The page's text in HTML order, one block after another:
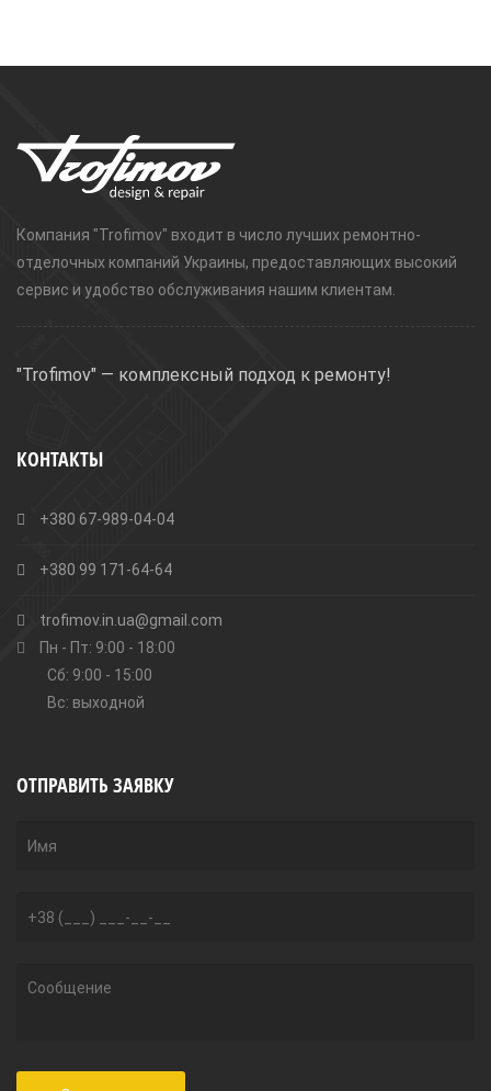
Компания "Trofimov" входит в число лучших ремонтно-
отделочных компаний Украины, предоставляющих высокий
сервис и удобство обслуживания нашим клиентам.
"Trofimov" — комплексный подход к ремонту!
КОНТАКТЫ
+380 67-989-04-04
+380 99 171-64-64
trofimov.in.ua@gmail.com
Пн - Пт: 9:00 - 18:00
Сб: 9:00 - 15:00
Вс: выходной
ОТПРАВИТЬ ЗАЯВКУ